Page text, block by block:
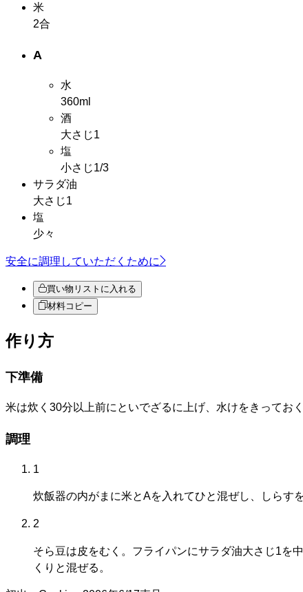
米
2合
A
水
360ml
酒
大さじ1
塩
小さじ1/3
サラダ油
大さじ1
塩
少々
安全に調理していただくために
買い物リストに入れる
材料コピー
作り方
下準備
米は炊く30分以上前にといでざるに上げ、水けをきっておく
調理
1
炊飯器の内がまに米とAを入れてひと混ぜし、しらす
2
そら豆は皮をむく。フライパンにサラダ油大さじ1を
くりと混ぜる。